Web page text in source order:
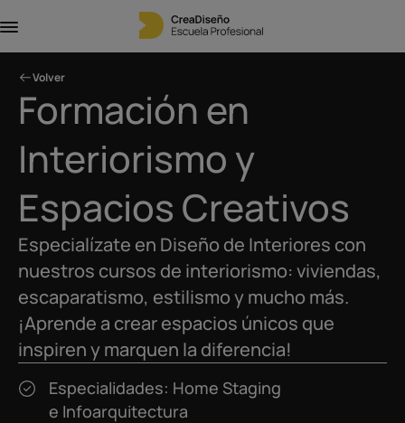
Volver
Formación en
Interiorismo y
Espacios Creativos
Especialízate en Diseño de Interiores con
nuestros cursos de interiorismo: viviendas,
escaparatismo, estilismo y mucho más.
¡Aprende a crear espacios únicos que
inspiren y marquen la diferencia!
Especialidades: Home Staging
e Infoarquitectura